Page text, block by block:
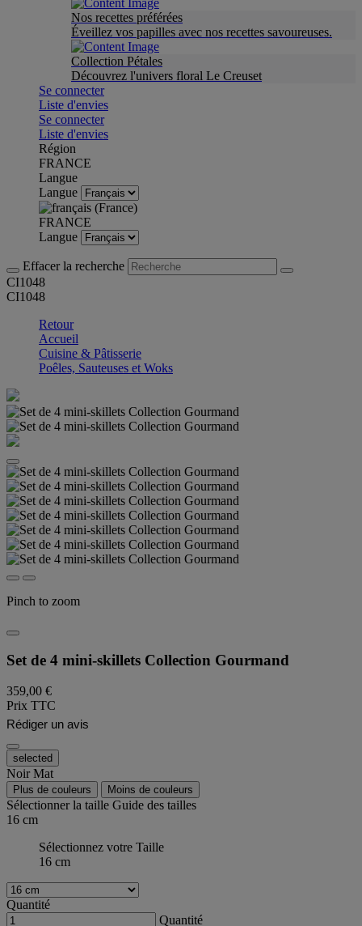
Nos recettes préférées
Éveillez vos papilles avec nos recettes savoureuses.
Collection Pétales
Découvrez l'univers floral Le Creuset
Se connecter
Liste d'envies
Se connecter
Liste d'envies
Région
FRANCE
Langue
Langue
FRANCE
Langue
Effacer la recherche
CI1048
CI1048
Retour
Accueil
Cuisine & Pâtisserie
Poêles, Sauteuses et Woks
Pinch to zoom
Set de 4 mini-skillets Collection Gourmand
359,00 €
Prix TTC
Rédiger un avis
selected
Noir Mat
Plus de couleurs Moins de couleurs
Sélectionner la taille Guide des tailles
16 cm
Sélectionnez votre Taille
16 cm
Quantité
Quantité